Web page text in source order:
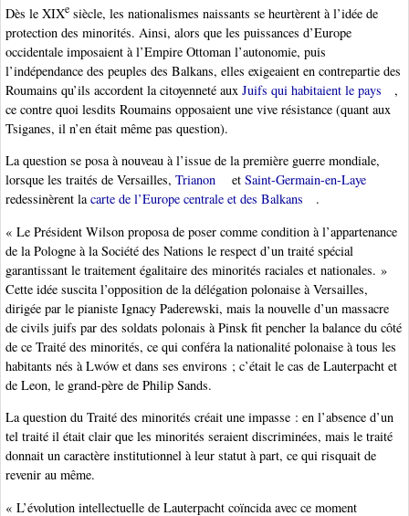
Dès le XIXe siècle, les nationalismes naissants se heurtèrent à l’idée de
protection des minorités. Ainsi, alors que les puissances d’Europe
occidentale imposaient à l’Empire Ottoman l’autonomie, puis
l’indépendance des peuples des Balkans, elles exigeaient en contrepartie des
Roumains qu’ils accordent la citoyenneté aux Juifs qui habitaient le pays
,
ce contre quoi lesdits Roumains opposaient une vive résistance (quant aux
Tsiganes, il n’en était même pas question).
La question se posa à nouveau à l’issue de la première guerre mondiale,
lorsque les traités de Versailles, Trianon et Saint-Germain-en-Laye
redessinèrent lacarte de l’Europe centrale et des Balkans
.
« Le Président Wilson proposa de poser comme condition à l’appartenance
de la Pologne à la Société des Nations le respect d’un traité spécial
garantissant le traitement égalitaire des minorités raciales et nationales. »
Cette idée suscita l’opposition de la délégation polonaise à Versailles,
dirigée par le pianiste Ignacy Paderewski, mais la nouvelle d’un massacre
de civils juifs par des soldats polonais à Pinsk fit pencher la balance du côté
de ce Traité des minorités, ce qui conféra la nationalité polonaise à tous les
habitants nés à Lwów et dans ses environs ; c’était le cas de Lauterpacht et
de Leon, le grand-père de Philip Sands.
La question du Traité des minorités créait une impasse : en l’absence d’un
tel traité il était clair que les minorités seraient discriminées, mais le traité
donnait un caractère institutionnel à leur statut à part, ce qui risquait de
revenir au même.
« L’évolution intellectuelle de Lauterpacht coïncida avec ce moment